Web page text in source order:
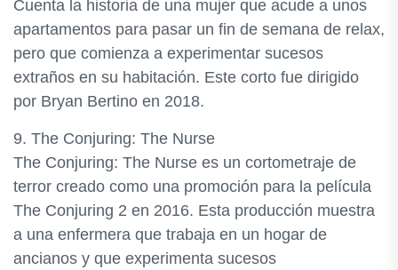
Cuenta la historia de una mujer que acude a unos
apartamentos para pasar un fin de semana de relax,
pero que comienza a experimentar sucesos
extraños en su habitación. Este corto fue dirigido
por Bryan Bertino en 2018.
9. The Conjuring: The Nurse
The Conjuring: The Nurse es un cortometraje de
terror creado como una promoción para la película
The Conjuring 2 en 2016. Esta producción muestra
a una enfermera que trabaja en un hogar de
ancianos y que experimenta sucesos